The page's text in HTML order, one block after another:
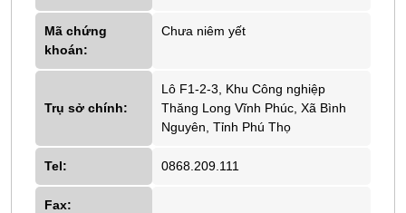
Mã chứng
khoán:
Chưa niêm yết
Trụ sở chính:
Lô F1-2-3, Khu Công nghiệp
Thăng Long Vĩnh Phúc, Xã Bình
Nguyên, Tỉnh Phú Thọ
Tel: 0868.209.111
Fax: